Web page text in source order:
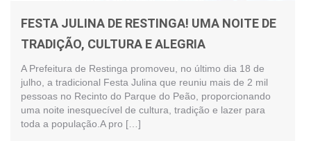
FESTA JULINA DE RESTINGA! UMA NOITE DE
TRADIÇÃO, CULTURA E ALEGRIA
A Prefeitura de Restinga promoveu, no último dia 18 de
julho, a tradicional Festa Julina que reuniu mais de 2 mil
pessoas no Recinto do Parque do Peão, proporcionando
uma noite inesquecível de cultura, tradição e lazer para
toda a população.A pro […]